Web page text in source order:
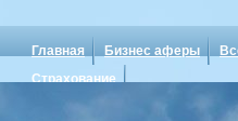
Главная Бизнес аферы
Страхование